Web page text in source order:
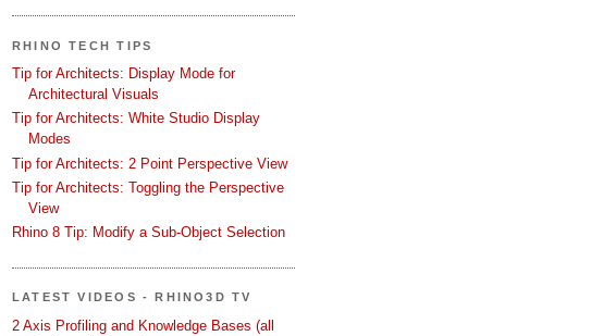
RHINO TECH TIPS
Tip for Architects: Display Mode for
Architectural Visuals
Tip for Architects: White Studio Display
Modes
Tip for Architects: 2 Point Perspective View
Tip for Architects: Toggling the Perspective
View
Rhino 8 Tip: Modify a Sub-Object Selection
LATEST VIDEOS - RHINO3D TV
2 Axis Profiling and Knowledge Bases (all